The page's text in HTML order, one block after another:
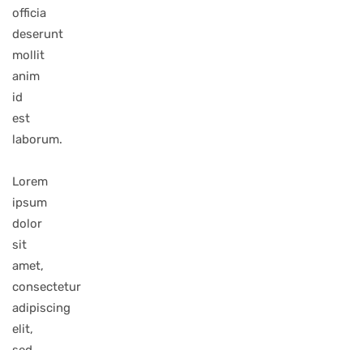
officia
deserunt
mollit
anim
id
est
laborum.
Lorem
ipsum
dolor
sit
amet,
consectetur
adipiscing
elit,